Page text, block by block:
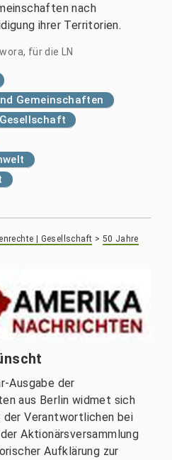
nach
ihrer Territorien.
für die LN
Gemeinschaften
| Gesellschaft > 50 Jahre
Ausgabe der
aus Berlin widmet sich
der Verantwortlichen bei
Aktionärsversammlung
Aufklärung zur